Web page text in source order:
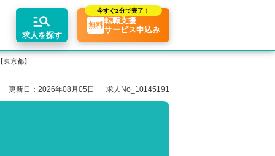
求人を探す
今すぐ2分で完了！
無料転職支援
サービス申込み
アアドバイザーの紹介
コンテンツ
業界トピックス
エリア別求人情報
京都】
更新日：2026年08月05日 求人No_10145191